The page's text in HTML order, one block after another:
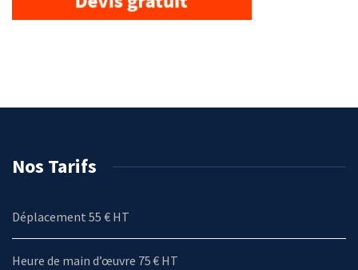
Nos Tarifs
Déplacement 55 € HT
Heure de main d’œuvre 75 € HT